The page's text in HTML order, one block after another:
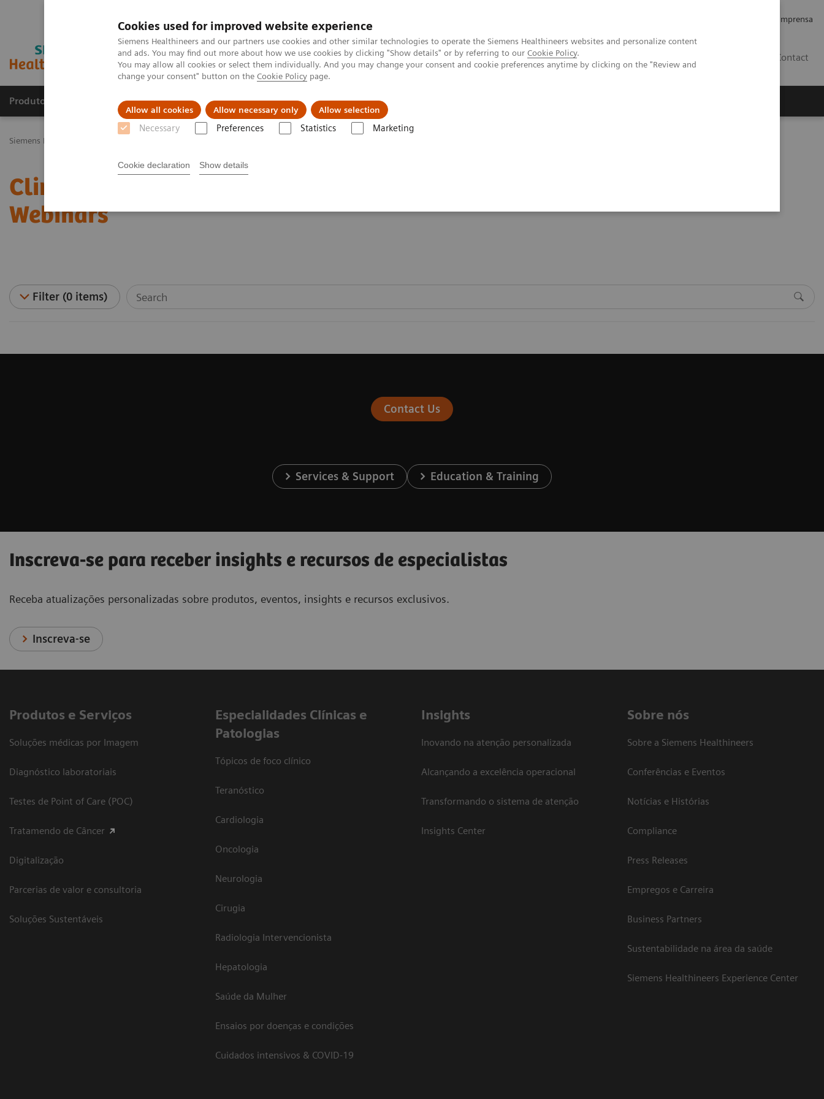
Cookies used for improved website experience
Siemens Healthineers and our partners use cookies and other similar technologies to operate the Siemens Healthineers websites and personalize content
and ads. You may find out more about how we use cookies by clicking "Show details" or by referring to our Cookie Policy.
You may allow all cookies or select them individually. And you may change your consent and cookie preferences anytime by clicking on the "Review and
change your consent" button on the Cookie Policy page.
Allow all cookies Allow necessary only Allow selection
Necessary Preferences Statistics Marketing
Cookie declaration Show details
Imprensa
Contact
Produtos e serviços Especialidades Clínicas e Patologias Serviços de pós-venda
Siemens Healthineers Brasil
Clinical Chemistry & Immunoassay Systems -
Webinars
Filter (0 items)
Contact Us
Services & Support Education & Training
Inscreva-se para receber insights e recursos de especialistas
Receba atualizações personalizadas sobre produtos, eventos, insights e recursos exclusivos.
Inscreva-se
Produtos e Serviços
Soluções médicas por Imagem
Diagnóstico laboratoriais
Testes de Point of Care (POC)
Tratamendo de Câncer
Digitalização
Parcerias de valor e consultoria
Soluções Sustentáveis
​Especialidades Clínicas e
Patologias
Tópicos de foco clínico
Teranóstico
Cardiologia
Oncologia
Neurologia
Cirugia
Radiologia Intervencionista
Hepatologia
Saúde da Mulher
Ensaios por doenças e condições
Cuidados intensivos & COVID-19
Insights
Inovando na atenção personalizada
Alcançando a excelência operacional
Transformando o sistema de atenção
Insights Center
Sobre nós
Sobre a Siemens Healthineers
Conferências e Eventos
Notícias e Histórias
Compliance
Press Releases
Empregos e Carreira
Business Partners
Sustentabilidade na área da saúde
Siemens Healthineers Experience Center